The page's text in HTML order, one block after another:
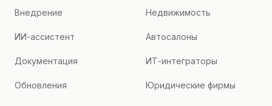
Внедрение
ИИ-ассистент
Документация
Обновления
Недвижимость
Автосалоны
ИТ-интеграторы
Юридические фирмы